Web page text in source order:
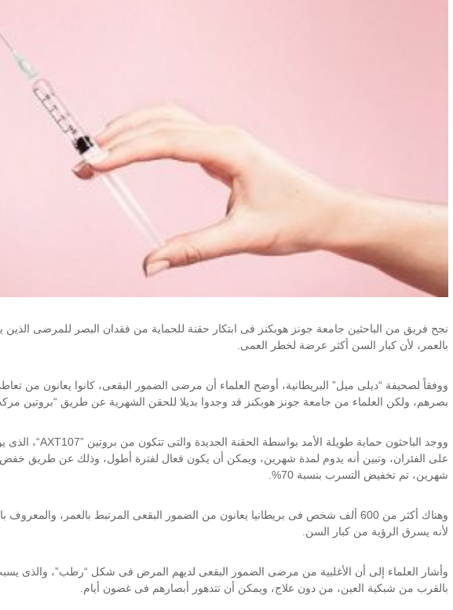
نجح فريق من الباحثين جامعة جونز هوبكنز فى ابتكار حقنة للحماية من فقدان البصر للمرضى الذين
بالعمر، لأن كبار السن أكثر عرضة لخطر العمى.
ووفقاً لصحيفة “ديلى ميل” البريطانية، أوضح العلماء أن مرضى الضمور البقعى، كانوا يعانون من
بصرهم، ولكن العلماء من جامعة جونز هوبكنز قد وجدوا بديلا للحقن الشهرية عن طريق “بروتين
ووجد الباحثون حماية طويلة الأمد بواسطة الحقنة الجديدة والتى تتكون من بروتين“AXT107”، الذى
شهرين، تم تخفيض التسرب بنسبة 70%.
وهناك أكثر من 600 ألف شخص فى بريطانيا يعانون من الضمور البقعى المرتبط بالعمر،
لأنه يسرق الرؤية من كبار السن.
وأشار العلماء إلى أن الأغلبية من مرضى الضمور البقعى لديهم المرض فى شكل “رطب”، والذى يسبب
بالقرب من شبكية العين، من دون علاج، ويمكن أن تتدهور أبصارهم فى غضون أيام.